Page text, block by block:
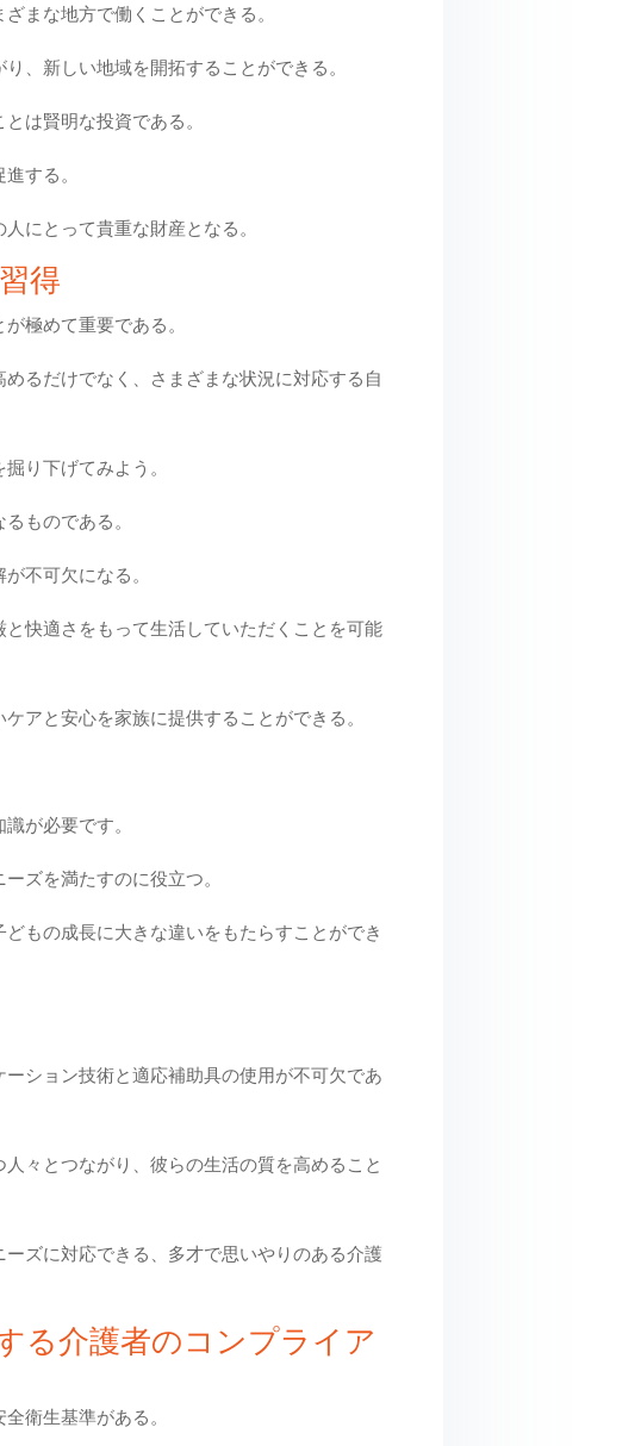
まな地方で働くことができる。
、新しい地域を開拓することができる。
は賢明な投資である。
する。
にとって貴重な財産となる。
得
極めて重要である。
るだけでなく、さまざまな状況に対応する自
り下げてみよう。
ものである。
不可欠になる。
快適さをもって生活していただくことを可能
アと安心を家族に提供することができる。
が必要です。
ズを満たすのに役立つ。
もの成長に大きな違いをもたらすことができ
ション技術と適応補助具の使用が不可欠であ
々とつながり、彼らの生活の質を高めること
ズに対応できる、多才で思いやりのある介護
る介護者のコンプライア
衛生基準がある。